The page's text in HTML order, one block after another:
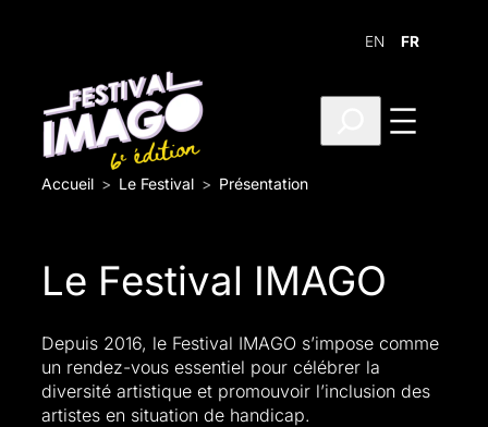
EN FR
h
e
Accueil Le Festival Présentation
Le Festival IMAGO
Depuis 2016, le Festival IMAGO s’impose comme
un rendez-vous essentiel pour célébrer la
diversité artistique et promouvoir l’inclusion des
artistes en situation de handicap.